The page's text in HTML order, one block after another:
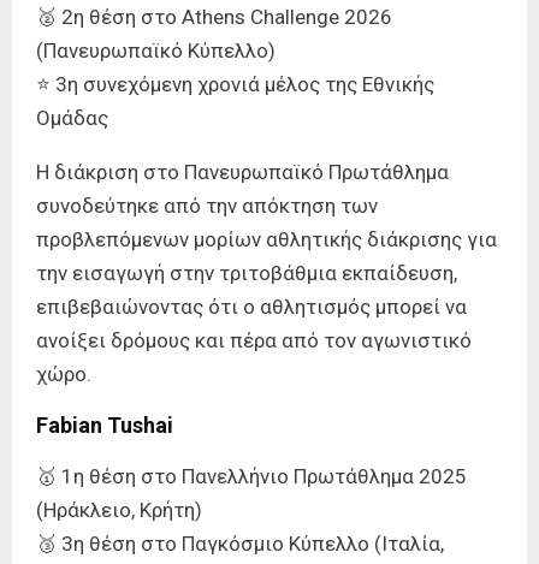
🥈 2η θέση στο Athens Challenge 2026
(Πανευρωπαϊκό Κύπελλο)
⭐ 3η συνεχόμενη χρονιά μέλος της Εθνικής
Ομάδας
Η διάκριση στο Πανευρωπαϊκό Πρωτάθλημα
συνοδεύτηκε από την απόκτηση των
προβλεπόμενων μορίων αθλητικής διάκρισης για
την εισαγωγή στην τριτοβάθμια εκπαίδευση,
επιβεβαιώνοντας ότι ο αθλητισμός μπορεί να
ανοίξει δρόμους και πέρα από τον αγωνιστικό
χώρο.
Fabian Tushai
🥇 1η θέση στο Πανελλήνιο Πρωτάθλημα 2025
(Ηράκλειο, Κρήτη)
🥉 3η θέση στο Παγκόσμιο Κύπελλο (Ιταλία,